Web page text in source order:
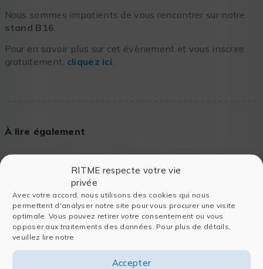
RITME respecte votre vie
privée
Avec votre accord, nous utilisons des cookies qui nous
permettent d'analyser notre site pour vous procurer une visite
optimale. Vous pouvez retirer votre consentement ou vous
opposer aux traitements des données. Pour plus de détails,
veuillez lire notre
Accepter
Nous sommes impatients de vous rencontrer sur notre
stand B16
Pour en savoir plus sur cet évènement et vous inscrire
gratuitement, cliquez ici.
À lire également